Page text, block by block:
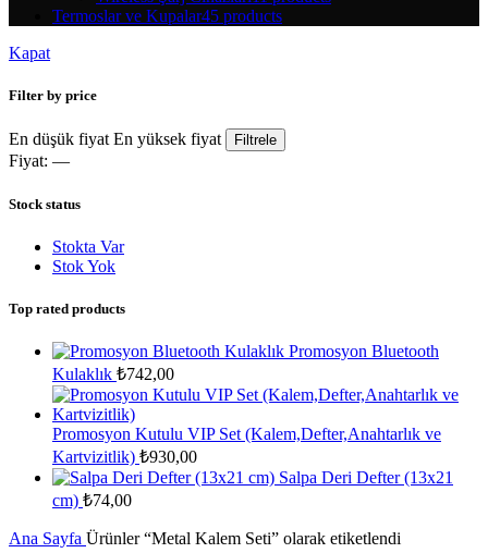
Termoslar ve Kupalar45 products
Kapat
Filter by price
En düşük fiyat En yüksek fiyat Filtrele
Fiyat: —
Stock status
Stokta Var
Stok Yok
Top rated products
Promosyon Bluetooth
Kulaklık ₺742,00
Promosyon Kutulu VIP Set (Kalem,Defter,Anahtarlık ve
Kartvizitlik) ₺930,00
Salpa Deri Defter (13x21
cm) ₺74,00
Ana Sayfa Ürünler “Metal Kalem Seti” olarak etiketlendi